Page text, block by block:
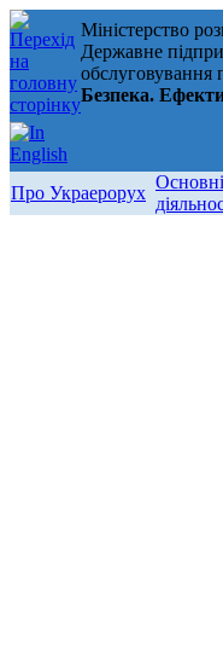
Міністерство
Державне
обслуговування
Безпека.
Про Украерорух